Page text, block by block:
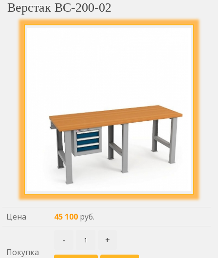
Верстак ВС-200-02
Цена 45 100 руб.
Покупка
- +